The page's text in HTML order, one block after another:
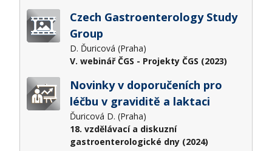
Czech Gastroenterology Study
Group
D. Ďuricová (Praha)
V. webinář ČGS - Projekty ČGS (2023)
Novinky v doporučeních pro
léčbu v graviditě a laktaci
Ďuricová D. (Praha)
18. vzdělávací a diskuzní
gastroenterologické dny (2024)